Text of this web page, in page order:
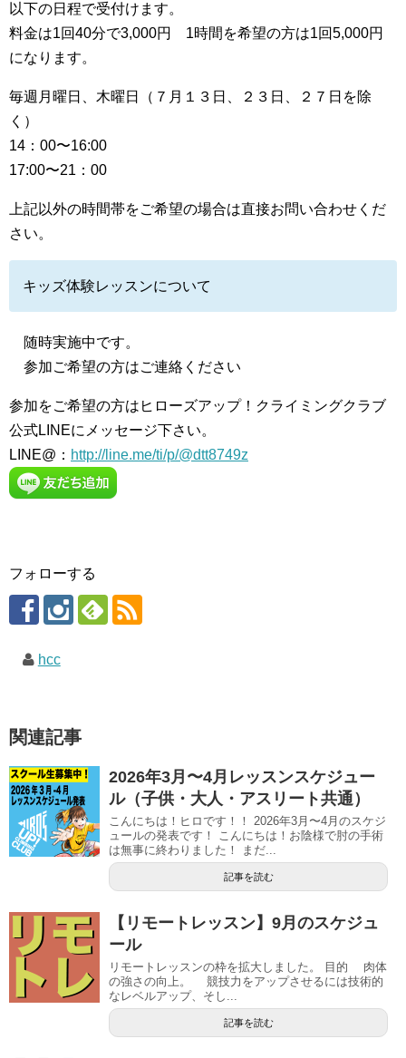
以下の日程で受付けます。
料金は1回40分で3,000円 1時間を希望の方は1回5,000円
になります。
毎週月曜日、木曜日（７月１３日、２３日、２７日を除
く）
14：00〜16:00
17:00〜21：00
上記以外の時間帯をご希望の場合は直接お問い合わせくだ
さい。
キッズ体験レッスンについて
随時実施中です。
参加ご希望の方はご連絡ください
参加をご希望の方はヒローズアップ！クライミングクラブ
公式LINEにメッセージ下さい。
LINE@： http://line.me/ti/p/@dtt8749z
フォローする
hcc
関連記事
2026年3月〜4月レッスンスケジュー
ル（子供・大人・アスリート共通）
こんにちは！ヒロです！！ 2026年3月〜4月のスケジ
ュールの発表です！ こんにちは！お陰様で肘の手術
は無事に終わりました！ まだ...
記事を読む
【リモートレッスン】9月のスケジュ
ール
リモートレッスンの枠を拡大しました。 目的 肉体
の強さの向上。 競技力をアップさせるには技術的
なレベルアップ、そし...
記事を読む